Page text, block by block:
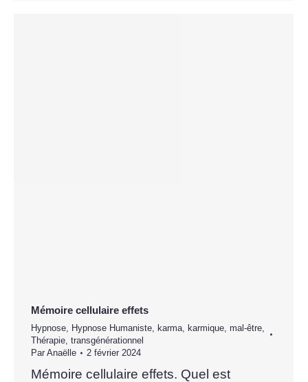
Mémoire cellulaire effets
Hypnose Hypnose Humaniste karma karmique mal-être
Thérapie transgénérationnel
Par Anaëlle 2 février 2024
Mémoire cellulaire effets. Quel est